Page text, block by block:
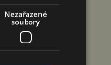
Nezařazené
soubory